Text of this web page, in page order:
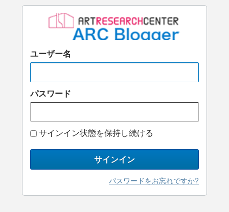
ユーザー名
パスワード
サインイン状態を保持し続ける
サインイン
パスワードをお忘れですか?